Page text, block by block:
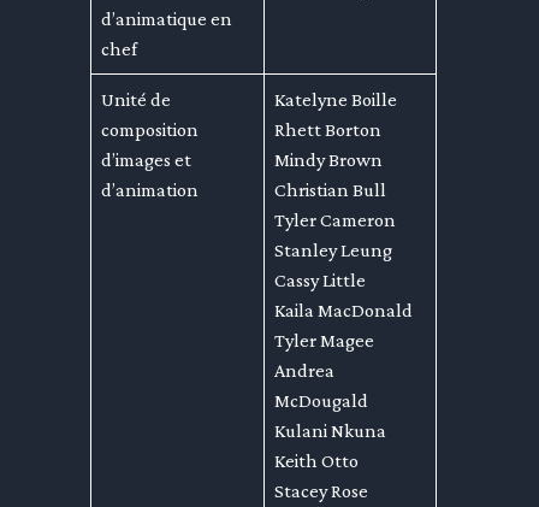
d’animatique en
chef
Unité de
composition
d’images et
d’animation
Katelyne Boille
Rhett Borton
Mindy Brown
Christian Bull
Tyler Cameron
Stanley Leung
Cassy Little
Kaila MacDonald
Tyler Magee
Andrea
McDougald
Kulani Nkuna
Keith Otto
Stacey Rose